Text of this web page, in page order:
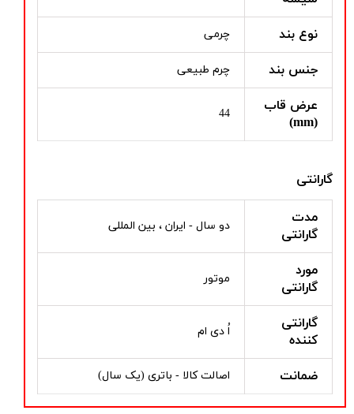
نوع بند چرمی
جنس بند چرم طبیعی
عرض قاب
(mm)
44
گارانتی
مدت
گارانتی
دو سال - ایران ، بین المللی
مورد
گارانتی
موتور
گارانتی
کننده
اُ دی ام
ضمانت اصالت کالا - باتری (یک سال)